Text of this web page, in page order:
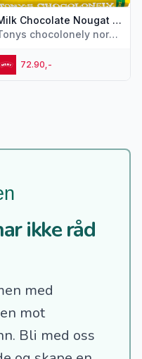
Milk Chocolate Nougat 180g Tony's
Tonys chocolonely norway
72.90,-
ikke råd
med
mot
Bli med oss